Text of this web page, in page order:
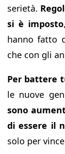
serietà.
si è imposto,
hanno fatto
che con gli
Per battere
le nuove
sono
di essere il
solo per